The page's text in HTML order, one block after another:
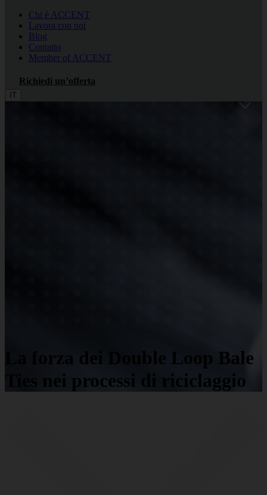
Chi è ACCENT
Lavora con noi
Blog
Contatto
Member of ACCENT
Richiedi un’offerta
IT
La forza dei Double Loop Bale
Ties nei processi di riciclaggio